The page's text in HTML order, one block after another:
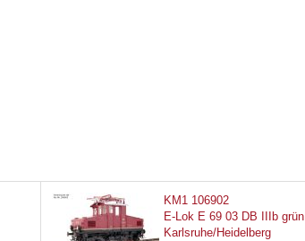
KM1 106902
E-Lok E 69 03 DB IIIb grün
Karlsruhe/Heidelberg